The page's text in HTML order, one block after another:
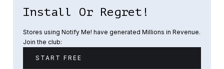
Install Or Regret!
Stores using Notify Me! have generated Millions in Revenue.
Join the club:
START FREE